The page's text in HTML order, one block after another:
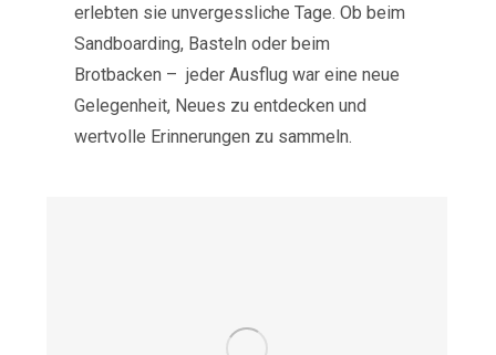
erlebten sie unvergessliche Tage. Ob beim
Sandboarding, Basteln oder beim
Brotbacken – jeder Ausflug war eine neue
Gelegenheit, Neues zu entdecken und
wertvolle Erinnerungen zu sammeln.